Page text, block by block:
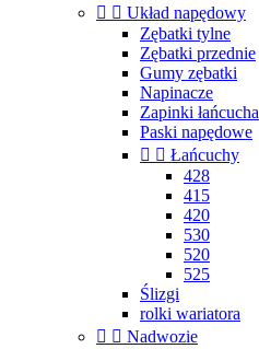
  Układ napędowy
Zębatki tylne
Zębatki przednie
Gumy zębatki
Napinacze
Zapinki łańcucha
Paski napędowe
  Łańcuchy
428
415
420
530
520
525
Ślizgi
rolki wariatora
  Nadwozie